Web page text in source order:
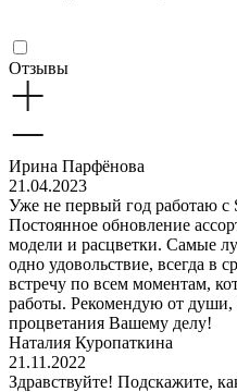
Отзывы
Ирина Парфёнова
21.04.2023
Уже не первый год работаю с
Постоянное обновление
модели и расцветки. Самые
одно удовольствие, всегда в
встречу по всем моментам,
работы. Рекомендую от
процветания Вашему делу!
Наталия Куропаткина
21.11.2022
Здравствуйте! Подскажите,